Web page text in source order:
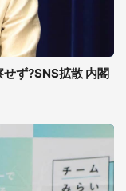
ず?SNS拡散 内閣